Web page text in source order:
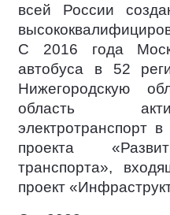
всей России
С 2016 года
автобуса в 52
Нижегородскую
область
электротранспорт
проекта
транспорта»,
проект